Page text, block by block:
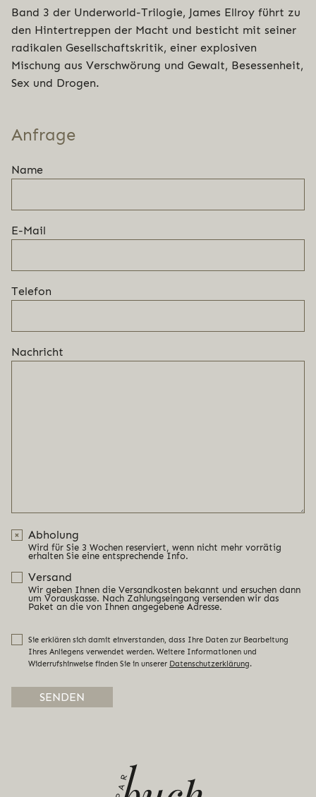
Band 3 der Underworld-Trilogie, James Ellroy führt zu
den Hintertreppen der Macht und besticht mit seiner
radikalen Gesellschaftskritik, einer explosiven
Mischung aus Verschwörung und Gewalt, Besessenheit,
Sex und Drogen.
Anfrage
Name
E-Mail
Telefon
Nachricht
Abholung
Wird für Sie 3 Wochen reserviert, wenn nicht mehr vorrätig
erhalten Sie eine entsprechende Info.
Versand
Wir geben Ihnen die Versandkosten bekannt und ersuchen dann
um Vorauskasse. Nach Zahlungseingang versenden wir das
Paket an die von Ihnen angegebene Adresse.
Sie erklären sich damit einverstanden, dass Ihre Daten zur Bearbeitung
Ihres Anliegens verwendet werden. Weitere Informationen und
Widerrufshinweise finden Sie in unserer Datenschutzerklärung.